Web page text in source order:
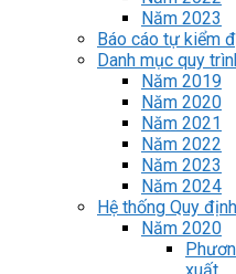
Năm 2023
Báo cáo tự kiểm
Danh mục quy
Năm 2019
Năm 2020
Năm 2021
Năm 2022
Năm 2023
Năm 2024
Hệ thống Quy
Năm 2020